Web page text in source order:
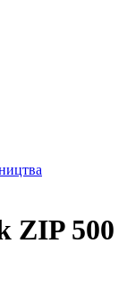
ZIP 500